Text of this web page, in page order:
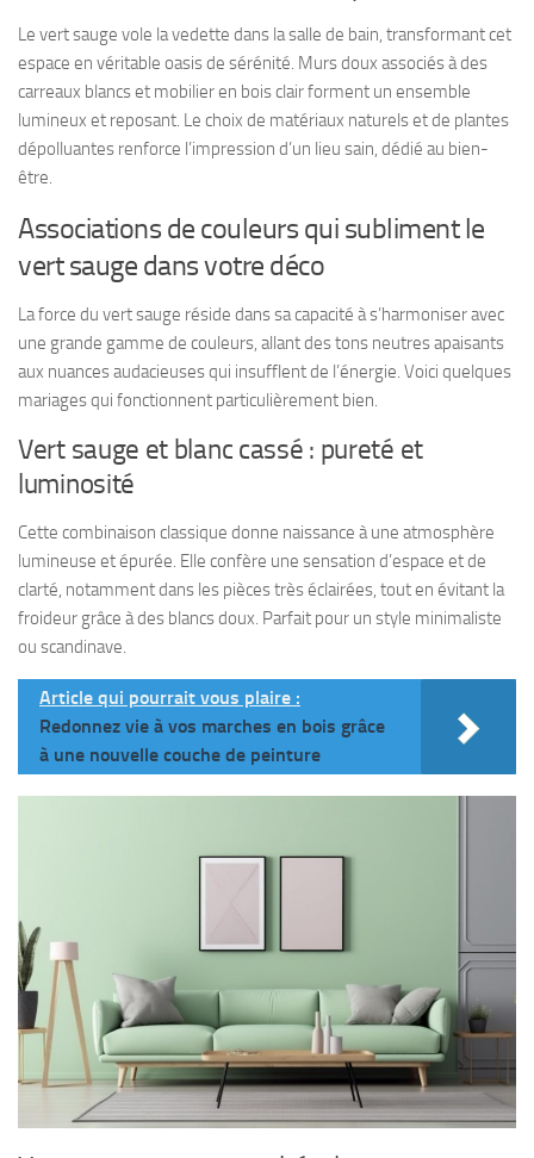
Le vert sauge vole la vedette dans la salle de bain, transformant cet
espace en véritable oasis de sérénité. Murs doux associés à des
carreaux blancs et mobilier en bois clair forment un ensemble
lumineux et reposant. Le choix de matériaux naturels et de plantes
dépolluantes renforce l’impression d’un lieu sain, dédié au bien-
être.
Associations de couleurs qui subliment le
vert sauge dans votre déco
La force du vert sauge réside dans sa capacité à s’harmoniser avec
une grande gamme de couleurs, allant des tons neutres apaisants
aux nuances audacieuses qui insufflent de l’énergie. Voici quelques
mariages qui fonctionnent particulièrement bien.
Vert sauge et blanc cassé : pureté et
luminosité
Cette combinaison classique donne naissance à une atmosphère
lumineuse et épurée. Elle confère une sensation d’espace et de
clarté, notamment dans les pièces très éclairées, tout en évitant la
froideur grâce à des blancs doux. Parfait pour un style minimaliste
ou scandinave.
Article qui pourrait vous plaire :
Redonnez vie à vos marches en bois grâce
à une nouvelle couche de peinture